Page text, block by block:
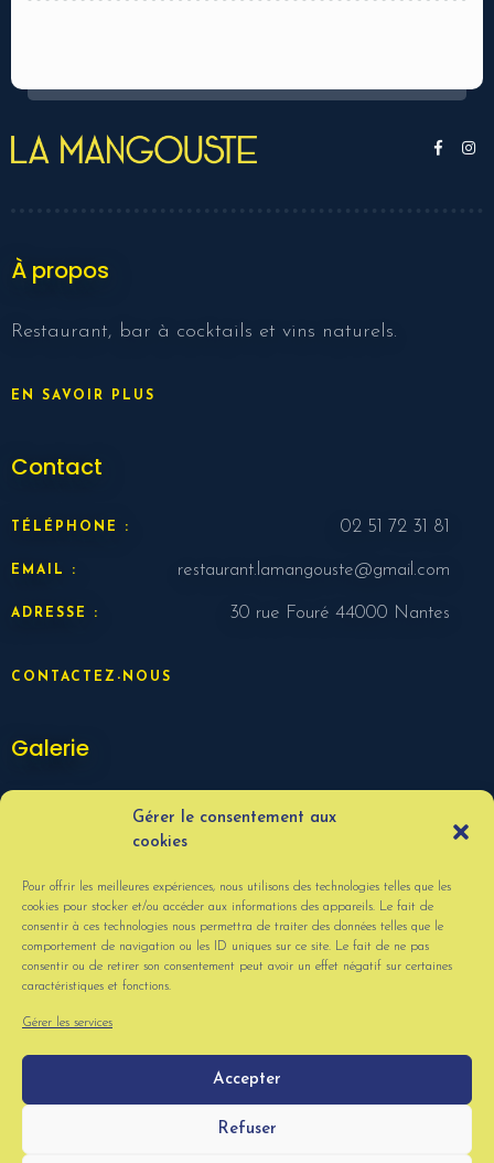
Gérer le consentement aux
cookies
Pour offrir les meilleures expériences, nous utilisons des technologies telles que les
cookies pour stocker et/ou accéder aux informations des appareils. Le fait de
consentir à ces technologies nous permettra de traiter des données telles que le
comportement de navigation ou les ID uniques sur ce site. Le fait de ne pas
consentir ou de retirer son consentement peut avoir un effet négatif sur certaines
caractéristiques et fonctions.
Gérer les services
Accepter
Refuser
À propos
Restaurant, bar à cocktails et vins naturels.
EN SAVOIR PLUS
Contact
TÉLÉPHONE : 02 51 72 31 81
EMAIL : restaurant.lamangouste@gmail.com
ADRESSE : 30 rue Fouré 44000 Nantes
CONTACTEZ-NOUS
Galerie
VOIR PLUS
© La Mangouste . Tous droits réservés. Site réalisé par
Lucas